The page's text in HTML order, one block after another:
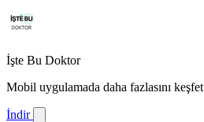
İşte Bu Doktor
Mobil uygulamada daha fazlasını keşfet
İndir